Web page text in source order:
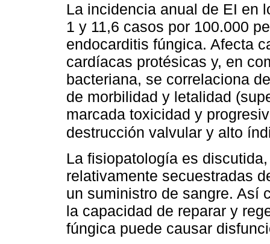
La incidencia anual de EI en
1 y 11,6 casos por 100.000
endocarditis fúngica. Afecta
cardíacas protésicas y, en
bacteriana, se correlaciona
de morbilidad y letalidad
marcada toxicidad y
destrucción valvular y alto
La fisiopatología es
relativamente secuestradas
un suministro de sangre. Así
la capacidad de reparar y
fúngica puede causar